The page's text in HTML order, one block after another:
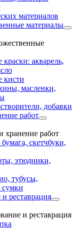
материалов
материалы
акварель,
кисти
масленки,
добавки
работ
хранение работ
скетчбуки,
этюдники,
тубусы,
сумки
реставрация
и реставрация